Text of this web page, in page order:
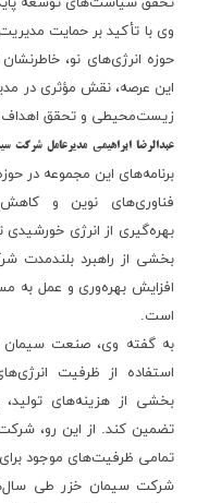
وی با تأکید بر حمایت
حوزه انرژی‌های نو،
این عرصه، نقش مؤثری در
زیست‌محیطی و تحقق اهداف
عبدالرضا ابراهیمی مدیرعامل شرکت
برنامه‌های این مجموعه در
فناوری‌های نوین و
بهره‌گیری از انرژی
بخشی از راهبرد بلندمدت
افزایش بهره‌وری و عمل به
است.
به گفته وی، صنعت سیمان
استفاده از ظرفیت
بخشی از هزینه‌های تولید،
تضمین کند. از این رو،
تمامی ظرفیت‌های موجود
شرکت سیمان خزر طی